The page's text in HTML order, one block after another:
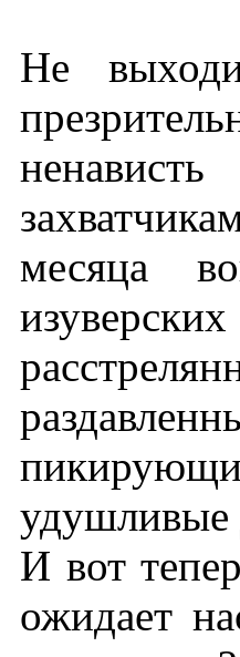
Не
месяца
удушливые
И вот
ожидает